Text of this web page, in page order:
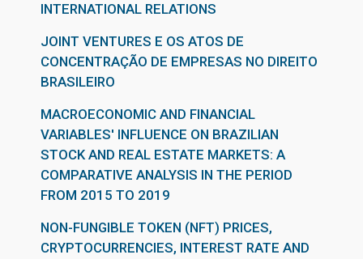
INTERNATIONAL RELATIONS
JOINT VENTURES E OS ATOS DE
CONCENTRAÇÃO DE EMPRESAS NO DIREITO
BRASILEIRO
MACROECONOMIC AND FINANCIAL
VARIABLES' INFLUENCE ON BRAZILIAN
STOCK AND REAL ESTATE MARKETS: A
COMPARATIVE ANALYSIS IN THE PERIOD
FROM 2015 TO 2019
NON-FUNGIBLE TOKEN (NFT) PRICES,
CRYPTOCURRENCIES, INTEREST RATE AND